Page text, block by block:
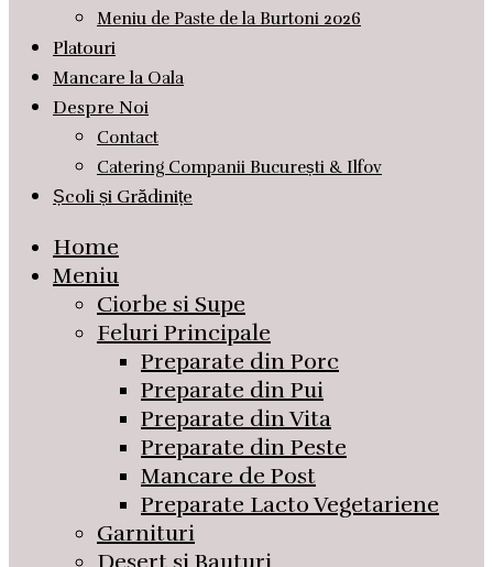
Meniu de Paste de la Burtoni 2026
Platouri
Mancare la Oala
Despre Noi
Contact
Catering Companii București & Ilfov
Școli și Grădinițe
Home
Meniu
Ciorbe si Supe
Feluri Principale
Preparate din Porc
Preparate din Pui
Preparate din Vita
Preparate din Peste
Mancare de Post
Preparate Lacto Vegetariene
Garnituri